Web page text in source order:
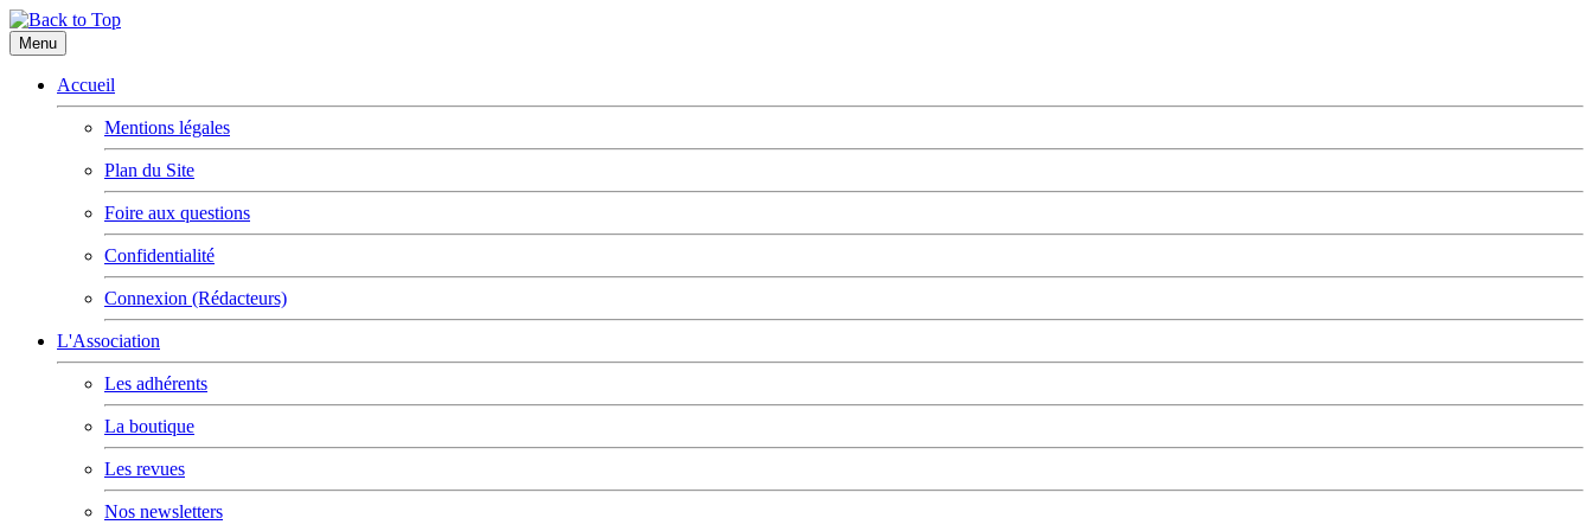
Menu
Accueil
Mentions légales
Plan du Site
Foire aux questions
Confidentialité
Connexion (Rédacteurs)
L'Association
Les adhérents
La boutique
Les revues
Nos newsletters